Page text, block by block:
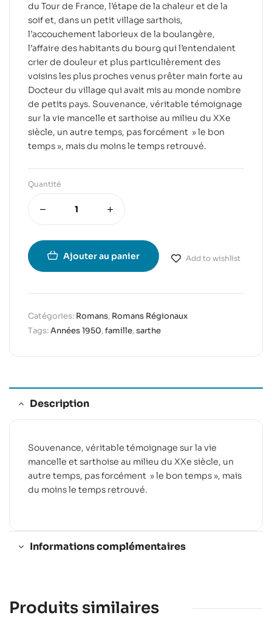
du Tour de France, l’étape de la chaleur et de la
soif et, dans un petit village sarthois,
l’accouchement laborieux de la boulangère,
l’affaire des habitants du bourg qui l’entendaient
crier de douleur et plus particulièrement des
voisins les plus proches venus prêter main forte au
Docteur du village qui avait mis au monde nombre
de petits pays. Souvenance, véritable témoignage
sur la vie mancelle et sarthoise au milieu du XXe
siècle, un autre temps, pas forcément » le bon
temps », mais du moins le temps retrouvé.
Quantité
Ajouter au panier Add to wishlist
Catégories: Romans, Romans Régionaux
Tags:Années 1950,famille,sarthe
Description
Souvenance, véritable témoignage sur la vie
mancelle et sarthoise au milieu du XXe siècle, un
autre temps, pas forcément » le bon temps », mais
du moins le temps retrouvé.
Informations complémentaires
Produits similaires